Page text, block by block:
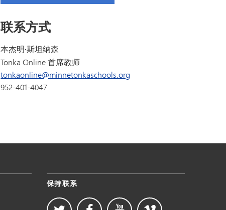
联系方式
本杰明·斯坦纳森
Tonka Online 首席教师
tonkaonline@minnetonkaschools.org
952-401-4047
保持联系